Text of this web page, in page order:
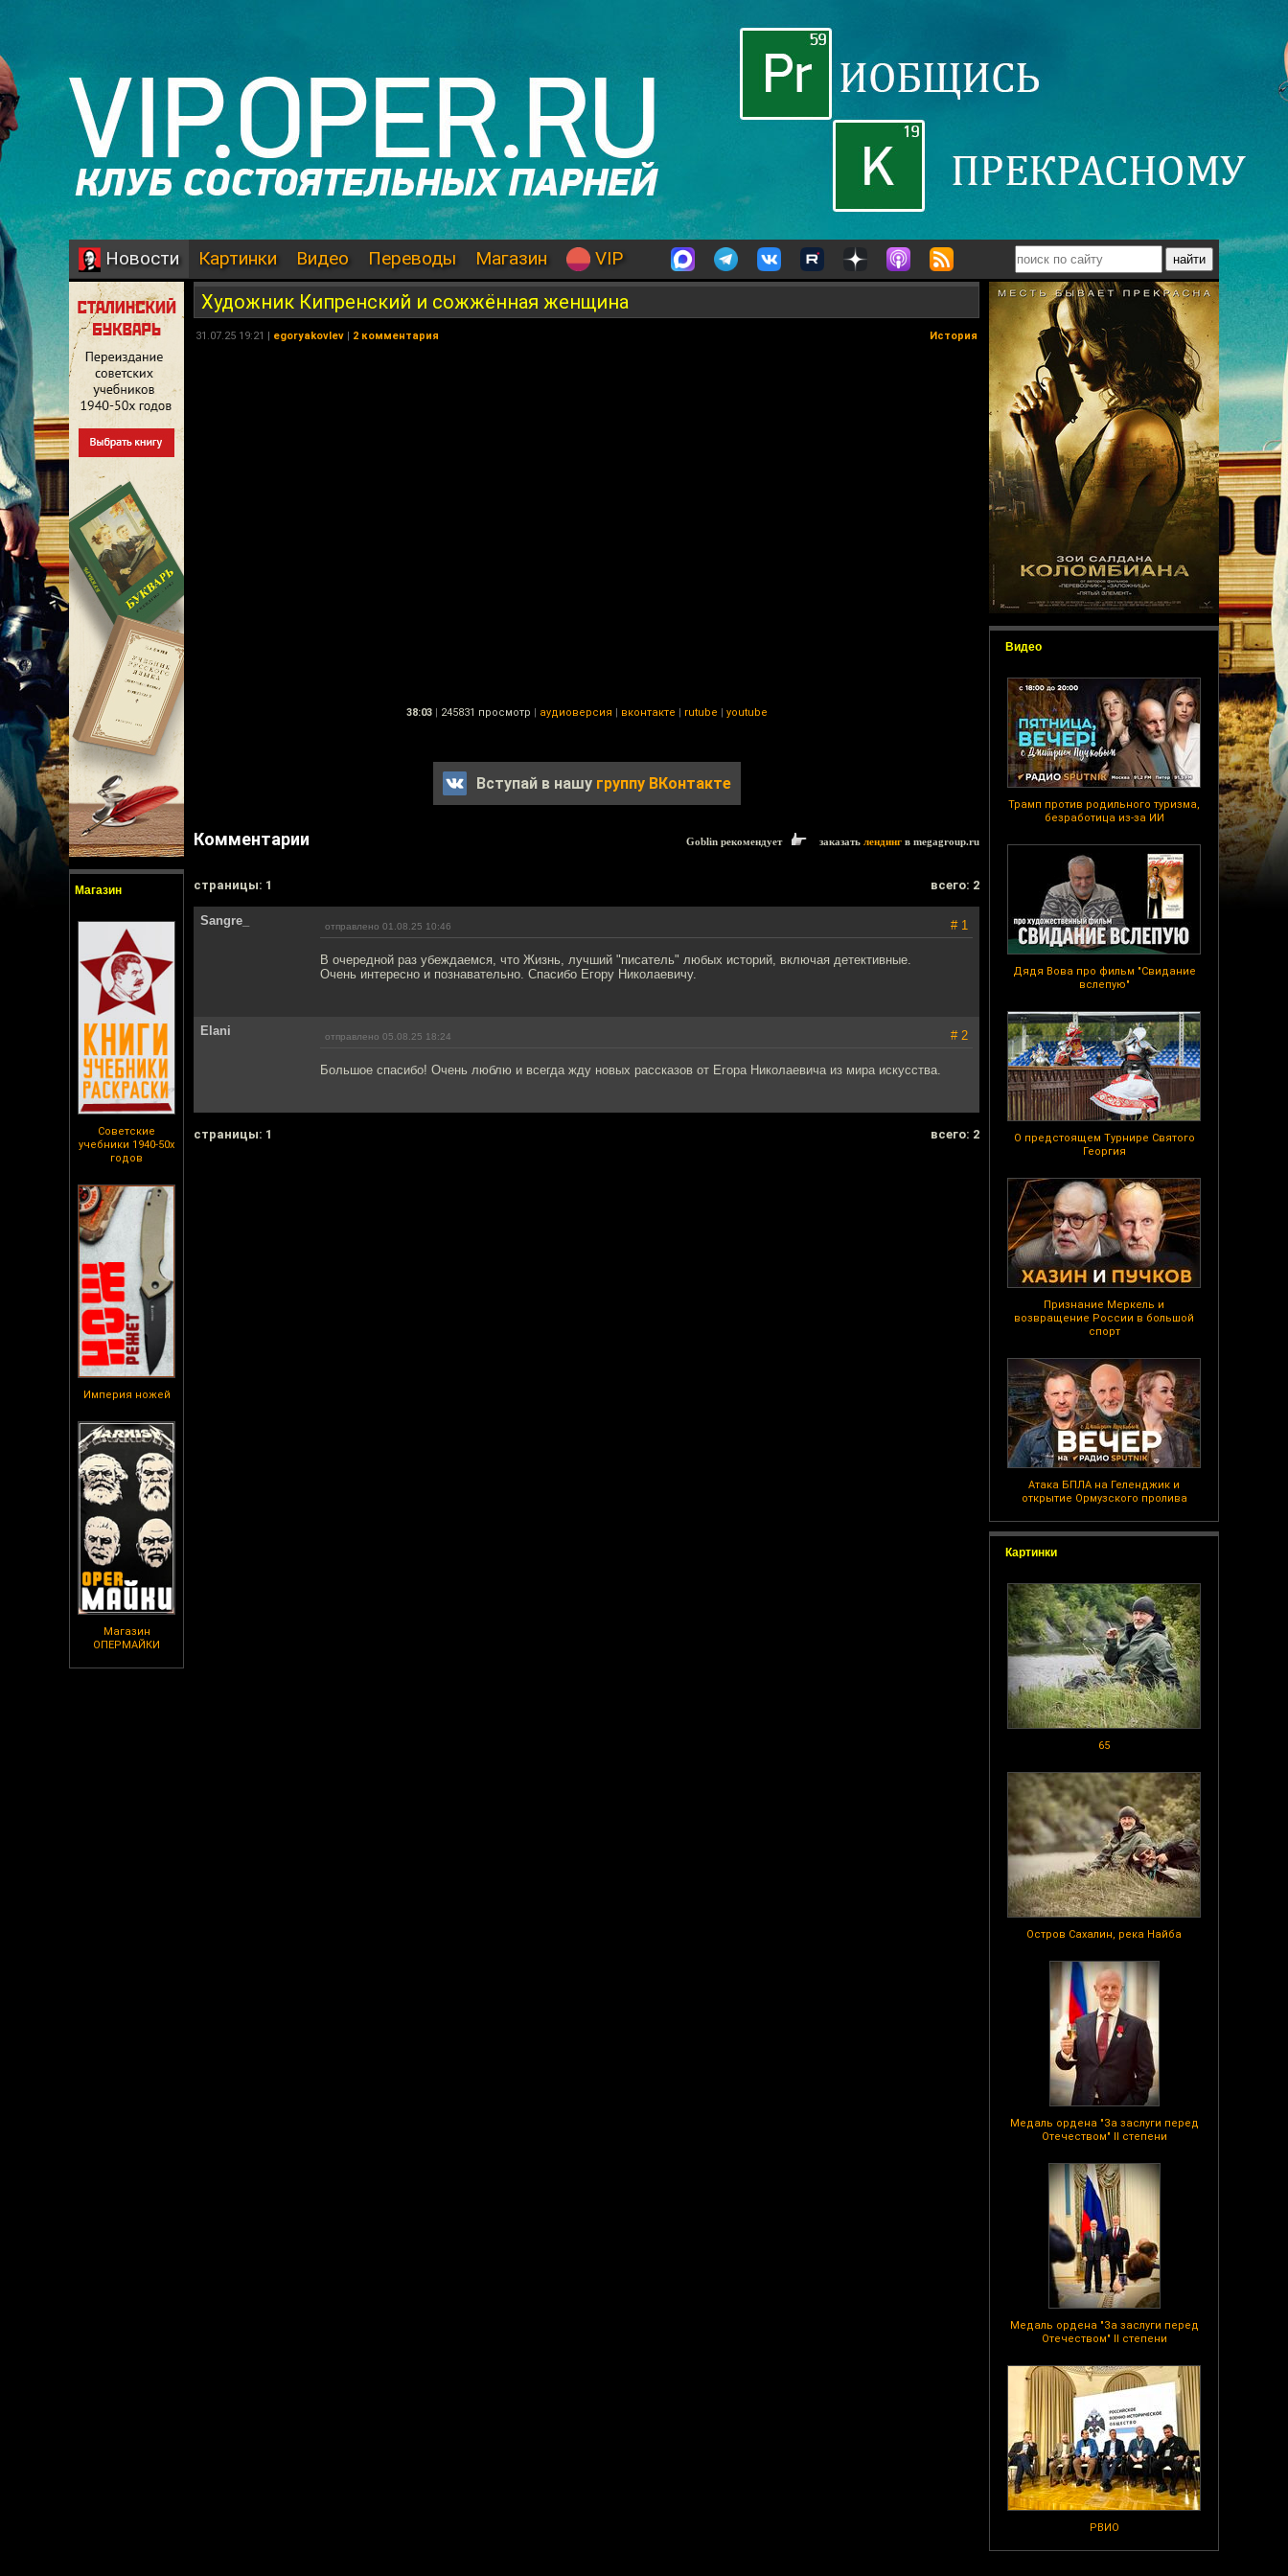
Новости Картинки Видео Переводы Магазин VIP
Магазин
Советские
учебники 1940-50х
годов
Империя ножей
Магазин
ОПЕРМАЙКИ
Видео
Трамп против родильного туризма,
безработица из-за ИИ
Дядя Вова про фильм "Свидание
вслепую"
О предстоящем Турнире Святого
Георгия
Признание Меркель и
возвращение России в большой
спорт
Атака БПЛА на Геленджик и
открытие Ормузского пролива
Картинки
65
Остров Сахалин, река Найба
Медаль ордена "За заслуги перед
Отечеством" II степени
Медаль ордена "За заслуги перед
Отечеством" II степени
РВИО
Художник Кипренский и сожжённая женщина
31.07.25 19:21 | egoryakovlev | 2 комментария История
38:03 | 245831 просмотр | аудиоверсия | вконтакте | rutube | youtube
Вступай в нашу группу ВКонтакте
Комментарии Goblin рекомендует заказать лендинг в megagroup.ru
cтраницы: 1 всего: 2
Sangre_ отправлено 01.08.25 10:46 # 1
В очередной раз убеждаемся, что Жизнь, лучший "писатель" любых историй, включая детективные.
Очень интересно и познавательно. Спасибо Егору Николаевичу.
Elani отправлено 05.08.25 18:24 # 2
Большое спасибо! Очень люблю и всегда жду новых рассказов от Егора Николаевича из мира искусства.
cтраницы: 1 всего: 2